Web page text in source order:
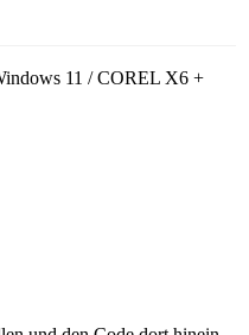
11 / COREL X6 +